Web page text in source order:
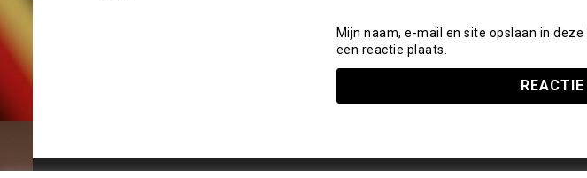
Mijn naam, e-mail en site opslaan in
een reactie plaats.